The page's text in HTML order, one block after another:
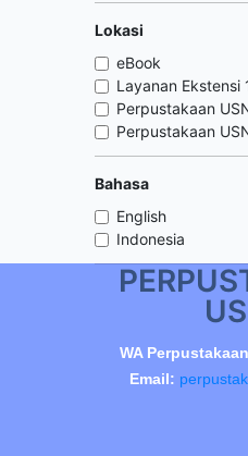
Lokasi
eBook
Layanan Ekstensi
Perpustakaan
Perpustakaan
Bahasa
English
Indonesia
WA
Email: